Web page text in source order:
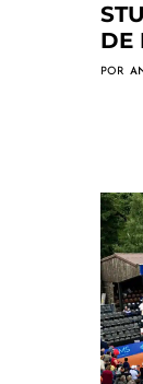
DE
POR